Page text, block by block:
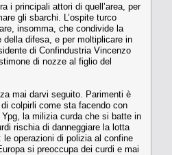
i principali attori di quell’area, per
gli sbarchi. L’ospite turco
insomma, che condivide la
difesa, e per moltiplicare in
di Confindustria Vincenzo
di nozze al figlio del
mai darvi seguito. Parimenti è
colpirli come sta facendo con
la milizia curda che si batte in
rischia di danneggiare la lotta
operazioni di polizia al confine
si preoccupa dei curdi e mai